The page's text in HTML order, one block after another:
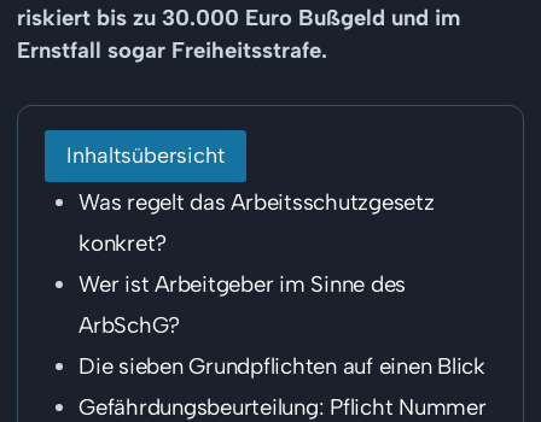
riskiert bis zu 30.000 Euro Bußgeld und im
Ernstfall sogar Freiheitsstrafe.
Inhaltsübersicht
Was regelt das Arbeitsschutzgesetz
konkret?
Wer ist Arbeitgeber im Sinne des
ArbSchG?
Die sieben Grundpflichten auf einen Blick
Gefährdungsbeurteilung: Pflicht Nummer